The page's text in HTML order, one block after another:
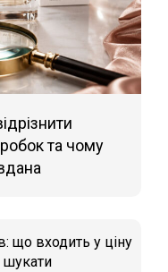
та чому
що входить у ціну
шукати